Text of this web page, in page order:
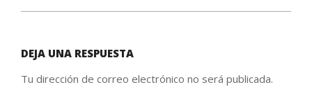
DEJA UNA RESPUESTA
Tu dirección de correo electrónico no será publicada.